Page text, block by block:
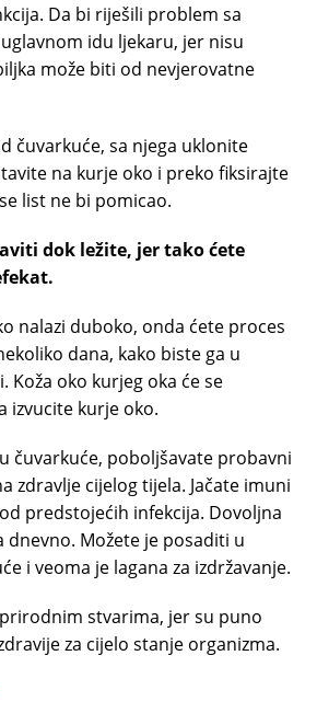
Da bi riješili problem sa
idu ljekaru, jer nisu
može biti od nevjerovatne
čuvarkuće, sa njega uklonite
na kurje oko i preko fiksirajte
list ne bi pomicao.
dok ležite, jer tako ćete
nalazi duboko, onda ćete proces
dana, kako biste ga u
oko kurjeg oka će se
izvucite kurje oko.
čuvarkuće, poboljšavate probavni
zdravlje cijelog tijela. Jačate imuni
predstojećih infekcija. Dovoljna
dnevno. Možete je posaditi u
i veoma je lagana za izdržavanje.
stvarima, jer su puno
za cijelo stanje organizma.